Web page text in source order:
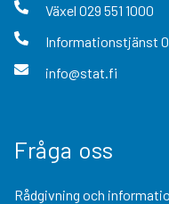
Växel 029 551 1000
Informationstjänst
info@stat.fi
Fråga oss
Rådgivning och